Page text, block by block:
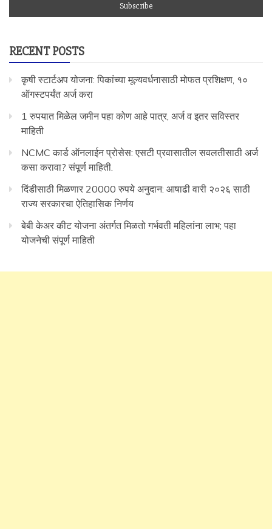
RECENT POSTS
कृषी स्टार्टअप योजना: पिकांच्या मूल्यवर्धनासाठी मोफत प्रशिक्षण, १०
ऑगस्टपर्यंत अर्ज करा
1 रुपयात मिळेल जमीन पहा कोण आहे पात्र, अर्ज व इतर सविस्तर
माहिती
NCMC कार्ड ऑनलाईन प्रोसेस: एसटी प्रवासातील सवलतीसाठी अर्ज
कसा करावा? संपूर्ण माहिती.
दिंडीसाठी मिळणार 20000 रुपये अनुदान: आषाढी वारी २०२६ साठी
राज्य सरकारचा ऐतिहासिक निर्णय
बेबी केअर कीट योजना अंतर्गत मिळतो गर्भवती महिलांना लाभ; पहा
योजनेची संपूर्ण माहिती